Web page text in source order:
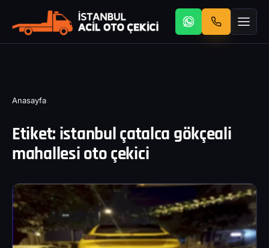
Anasayfa
Etiket: istanbul çatalca gökçeali
mahallesi oto çekici